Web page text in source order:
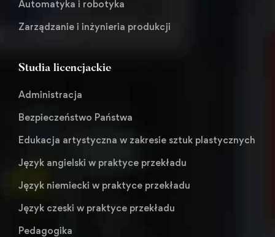
Automatyka i robotyka
Zarządzanie i inżynieria produkcji
Studia licencjackie
Administracja
Bezpieczeństwo Państwa
Edukacja artystyczna w zakresie sztuk plastycznych
Język angielski w praktyce przekładu
Język niemiecki w praktyce przekładu
Język czeski w praktyce przekładu
Pedagogika